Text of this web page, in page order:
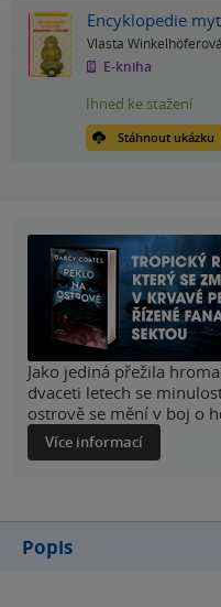
Encyklopedie
Vlasta Winkelhöferová
E-kniha
Stáhnout ukázku
Ihned ke stažení
Jako jediná přežila
dvaceti letech se
ostrově se mění v boj o
Více informací
Popis